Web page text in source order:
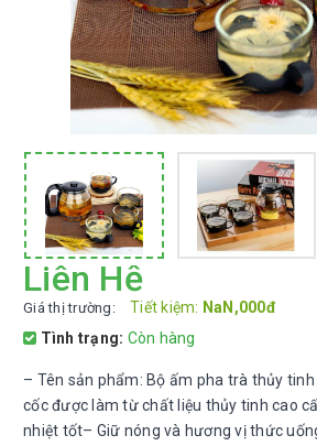
Liên Hệ
Giá thị trường: Tiết kiệm: NaN,000đ
Tình trạng: Còn hàng
– Tên sản phẩm: Bộ ấm pha trà thủy
cốc được làm từ chất liệu thủy tinh cao
nhiệt tốt– Giữ nóng và hương vị thức